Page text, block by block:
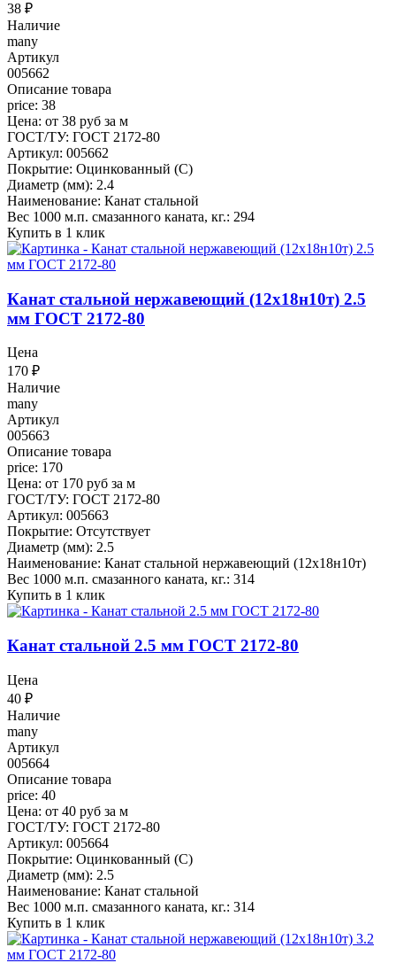
38 ₽
Наличие
many
Артикул
005662
Описание товара
price: 38
Цена: от 38 руб за м
ГОСТ/ТУ: ГОСТ 2172-80
Артикул: 005662
Покрытие: Оцинкованный (С)
Диаметр (мм): 2.4
Наименование: Канат стальной
Вес 1000 м.п. смазанного каната, кг.: 294
Купить в 1 клик
Канат стальной нержавеющий (12х18н10т) 2.5
мм ГОСТ 2172-80
Цена
170 ₽
Наличие
many
Артикул
005663
Описание товара
price: 170
Цена: от 170 руб за м
ГОСТ/ТУ: ГОСТ 2172-80
Артикул: 005663
Покрытие: Отсутствует
Диаметр (мм): 2.5
Наименование: Канат стальной нержавеющий (12х18н10т)
Вес 1000 м.п. смазанного каната, кг.: 314
Купить в 1 клик
Канат стальной 2.5 мм ГОСТ 2172-80
Цена
40 ₽
Наличие
many
Артикул
005664
Описание товара
price: 40
Цена: от 40 руб за м
ГОСТ/ТУ: ГОСТ 2172-80
Артикул: 005664
Покрытие: Оцинкованный (С)
Диаметр (мм): 2.5
Наименование: Канат стальной
Вес 1000 м.п. смазанного каната, кг.: 314
Купить в 1 клик